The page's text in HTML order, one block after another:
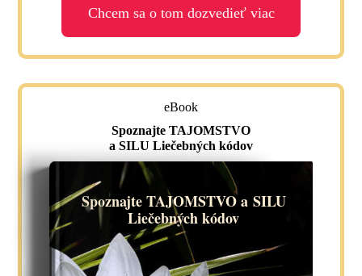
Chcem sa o tom dozvedieť viac
eBook
Spoznajte TAJOMSTVO
a SILU Liečebných kódov
Spoznajte TAJOMSTVO a SILU
Liečebných kódov